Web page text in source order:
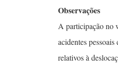
Observações
A participação no
acidentes
relativos à